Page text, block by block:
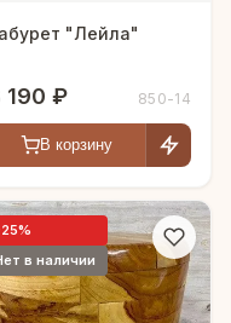
"Лейла"
190 ₽ 850-14
В корзину
в наличии